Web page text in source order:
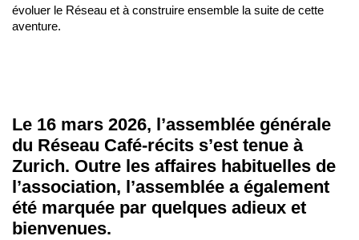
évoluer le Réseau et à construire ensemble la suite de cette
aventure.
Le 16 mars 2026, l’assemblée générale
du Réseau Café-récits s’est tenue à
Zurich. Outre les affaires habituelles de
l’association, l’assemblée a également
été marquée par quelques adieux et
bienvenues.